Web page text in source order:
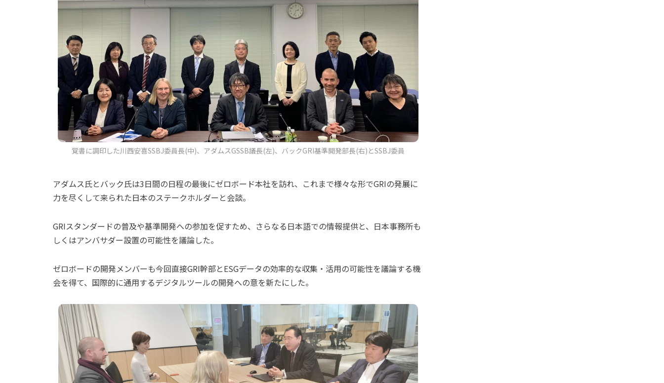
覚書に調印した川西安喜SSBJ委員長(中)、アダムスGSSB議長(左)、バックGRI基準開発部長(右)とSSBJ委員
アダムス氏とバック氏は3日間の日程の最後にゼロボード本社を訪れ、これまで様々な形でGRIの発展に
力を尽くして来られた日本のステークホルダーと会談。
GRIスタンダードの普及や基準開発への参加を促すため、さらなる日本語での情報提供と、日本事務所も
しくはアンバサダー設置の可能性を議論した。
ゼロボードの開発メンバーも今回直接GRI幹部とESGデータの効率的な収集・活用の可能性を議論する機
会を得て、国際的に通用するデジタルツールの開発への意を新たにした。